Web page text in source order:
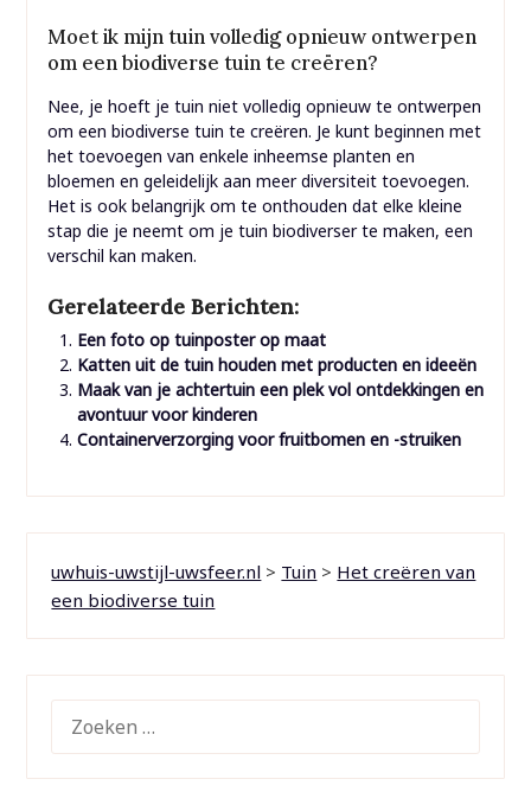
Moet ik mijn tuin volledig opnieuw ontwerpen
om een biodiverse tuin te creëren?
Nee, je hoeft je tuin niet volledig opnieuw te ontwerpen
om een ​​biodiverse tuin te creëren. Je kunt beginnen met
het toevoegen van enkele inheemse planten en
bloemen en geleidelijk aan meer diversiteit toevoegen.
Het is ook belangrijk om te onthouden dat elke kleine
stap die je neemt om je tuin biodiverser te maken, een
verschil kan maken.
Gerelateerde Berichten:
Een foto op tuinposter op maat
Katten uit de tuin houden met producten en ideeën
Maak van je achtertuin een plek vol ontdekkingen en
avontuur voor kinderen
Containerverzorging voor fruitbomen en -struiken
uwhuis-uwstijl-uwsfeer.nl > Tuin > Het creëren van
een biodiverse tuin
NAAR: